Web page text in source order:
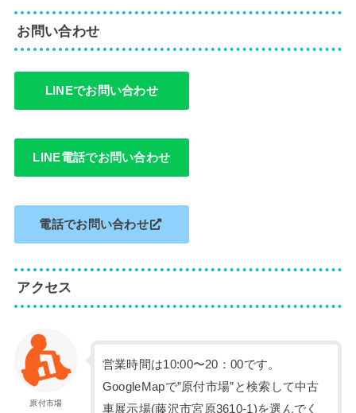
お問い合わせ
LINEでお問い合わせ
LINE電話でお問い合わせ
電話でお問い合わせ
アクセス
原付市場
営業時間は10:00〜20：00です。
GoogleMapで”原付市場”と検索して中古
車展示場(藤沢市宮原3610-1)を選んでく